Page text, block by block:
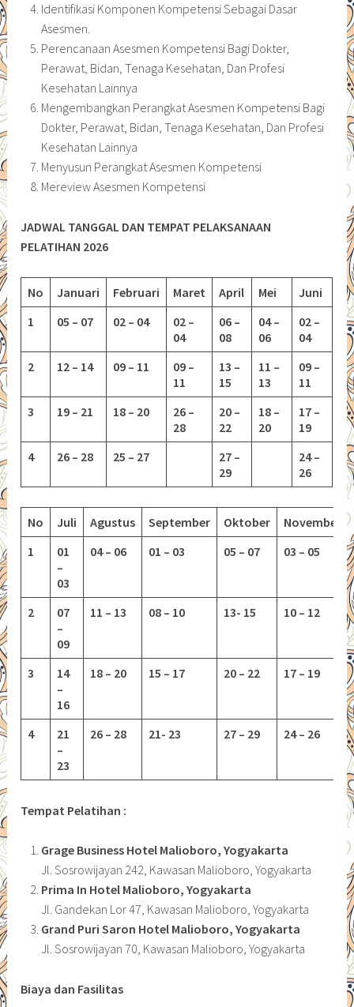
Identifikasi Komponen Kompetensi Sebagai Dasar
Asesmen.
Perencanaan Asesmen Kompetensi Bagi Dokter,
Perawat, Bidan, Tenaga Kesehatan, Dan Profesi
Kesehatan Lainnya
Mengembangkan Perangkat Asesmen Kompetensi Bagi
Dokter, Perawat, Bidan, Tenaga Kesehatan, Dan Profesi
Kesehatan Lainnya
Menyusun Perangkat Asesmen Kompetensi
Mereview Asesmen Kompetensi
JADWAL TANGGAL DAN TEMPAT PELAKSANAAN
PELATIHAN 2026
No Januari Februari Maret April Mei
Juni
1
05 – 07 02 – 04
02 –
04
06 –
08
04 –
06
02 –
04
2
12 – 14 09 – 11
09 –
11
13 –
15
11 –
13
09 –
11
3
19 – 21 18 – 20
26 –
28
20 –
22
18 –
20
17 –
19
4
26 – 28 25 – 27
27 –
29
24 –
26
No Juli Agustus September Oktober
November
1
01
–
03
04 – 06 01 – 03 05 – 07 03 – 05
2
07
–
09
11 – 13 08 – 10 13- 15 10 – 12
3
14
–
16
18 – 20 15 – 17 20 – 22 17 – 19
4
21
–
23
26 – 28 21- 23 27 – 29 24 – 26
Tempat Pelatihan :
Grage Business Hotel Malioboro, Yogyakarta
Jl. Sosrowijayan 242, Kawasan Malioboro, Yogyakarta
Prima In Hotel Malioboro, Yogyakarta
Jl. Gandekan Lor 47, Kawasan Malioboro, Yogyakarta
Grand Puri Saron Hotel Malioboro, Yogyakarta
Jl. Sosrowijayan 70, Kawasan Malioboro, Yogyakarta
Biaya dan Fasilitas